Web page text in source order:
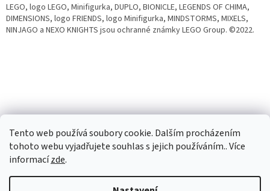
Tento web používá soubory cookie. Dalším procházením
tohoto webu vyjadřujete souhlas s jejich používáním.. Více
informacízde.
LEGO, logo LEGO, Minifigurka, DUPLO, BIONICLE, LEGENDS OF CHIMA,
DIMENSIONS, logo FRIENDS, logo Minifigurka, MINDSTORMS, MIXELS,
NINJAGO a NEXO KNIGHTS jsou ochranné známky LEGO Group. ©2022.